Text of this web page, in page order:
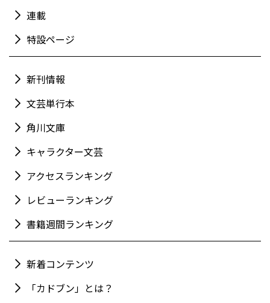
連載
特設ページ
新刊情報
文芸単行本
角川文庫
キャラクター文芸
アクセスランキング
レビューランキング
書籍週間ランキング
新着コンテンツ
「カドブン」とは？